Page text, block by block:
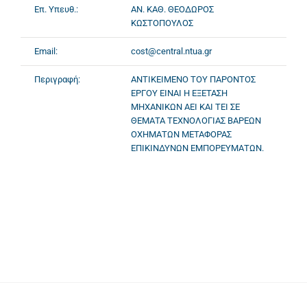
Επ. Υπευθ.:
ΑΝ. ΚΑΘ. ΘΕΟΔΩΡΟΣ
ΚΩΣΤΟΠΟΥΛΟΣ
Email: cost@central.ntua.gr
Περιγραφή:
ΑΝΤΙΚΕΙΜΕΝΟ ΤΟΥ ΠΑΡΟΝΤΟΣ
ΕΡΓΟΥ ΕΙΝΑΙ Η ΕΞΕΤΑΣΗ
ΜΗΧΑΝΙΚΩΝ ΑΕΙ ΚΑΙ ΤΕΙ ΣΕ
ΘΕΜΑΤΑ ΤΕΧΝΟΛΟΓΙΑΣ ΒΑΡΕΩΝ
ΟΧΗΜΑΤΩΝ ΜΕΤΑΦΟΡΑΣ
ΕΠΙΚΙΝΔΥΝΩΝ ΕΜΠΟΡΕΥΜΑΤΩΝ.